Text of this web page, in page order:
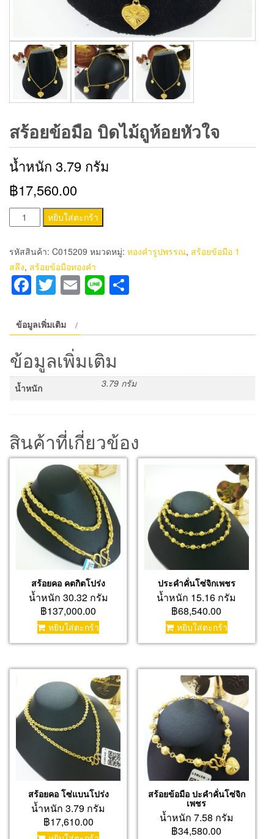
สร้อยข้อมือ บิดไม้ถูห้อยหัวใจ
น้ำหนัก 3.79 กรัม
฿17,560.00
จำนวน
สร้อย
มือ
บิด
ไม้
ห้อย
หัวใจ
ชิ้น
หยิบใส่ตะกร้า
รหัสสินค้า: C015209 หมวดหมู่: ทองคำรูปพรรณ, สร้อยข้อมือ 1
สลึง, สร้อยข้อมือทองคำ
Facebook
Twitter
Email
Line
ข้อมูลเพิ่มเติม
ข้อมูลเพิ่มเติม
น้ำหนัก 3.79 กรัม
สินค้าที่เกี่ยวข้อง
สร้อยคอ คตกิตโปร่ง
น้ำหนัก 30.32 กรัม
฿137,000.00
หยิบใส่ตะกร้า
ประคำคั่นโซ่จิกเพชร
น้ำหนัก 15.16 กรัม
฿68,540.00
หยิบใส่ตะกร้า
สร้อยคอ โซ่แบนโปร่ง
น้ำหนัก 3.79 กรัม
฿17,610.00
สร้อยข้อมือ ปะคำคั่นโซ่จิก
เพชร
น้ำหนัก 7.58 กรัม
฿34,580.00